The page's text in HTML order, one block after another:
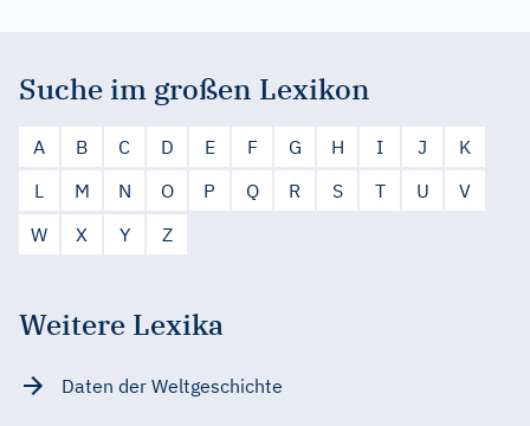
Suche im großen Lexikon
A B C D E F G H I J
K
L
M N O P Q R S T U
V
W
X Y Z
Weitere Lexika
Daten der Weltgeschichte